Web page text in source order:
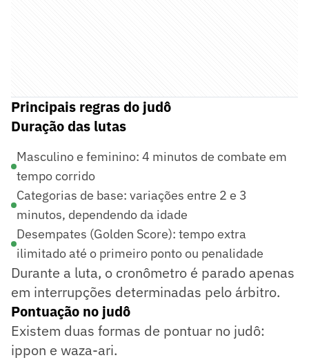
Principais regras do judô
Duração das lutas
Masculino e feminino: 4 minutos de combate em
tempo corrido
Categorias de base: variações entre 2 e 3
minutos, dependendo da idade
Desempates (Golden Score): tempo extra
ilimitado até o primeiro ponto ou penalidade
Durante a luta, o cronômetro é parado apenas
em interrupções determinadas pelo árbitro.
Pontuação no judô
Existem duas formas de pontuar no judô:
ippon e waza-ari.